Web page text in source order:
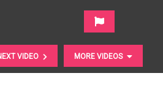
VIDEO MORE VIDEOS